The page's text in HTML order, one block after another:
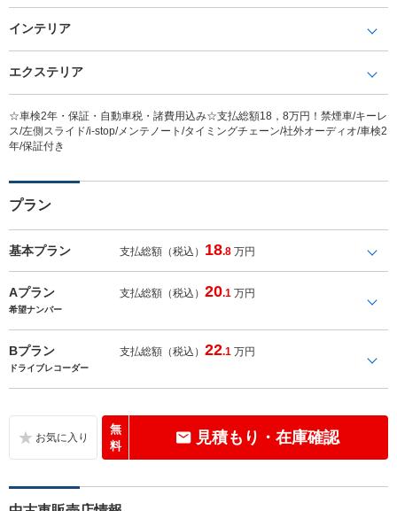
インテリア
エクステリア
☆車検2年・保証・自動車税・諸費用込み☆支払総額18，8万円！禁煙車/キーレ
ス/左側スライド/i-stop/メンテノート/タイミングチェーン/社外オーディオ/車検2
年/保証付き
プラン
基本プラン 支払総額（税込） 18.8 万円
Aプラン 支払総額（税込）20.1 万円
希望ナンバー
Bプラン 支払総額（税込）22.1 万円
ドライブレコーダー
無
料
見積もり・在庫確認